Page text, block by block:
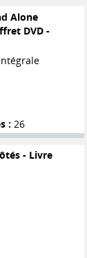
Alone
DVD -
: 26
- Livre